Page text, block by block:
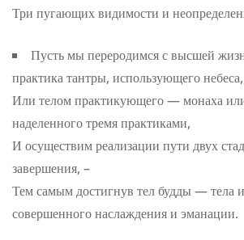
Три пугающих видимости и
Пусть мы переродимся с высшей
практика тантры, использующего небеса,
Или телом практикующего — монаха
наделенного тремя практиками,
И осуществим реализации пути двух
завершения, –
Тем самым достигнув тел будды — тела
совершенного наслаждения и эманации.